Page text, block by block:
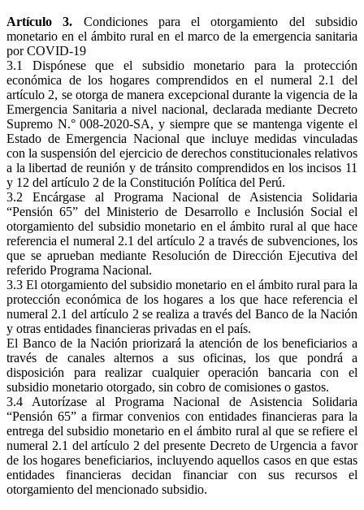
Artículo 3. Condiciones para el otorgamiento del subsidio
monetario en el ámbito rural en el marco de la emergencia sanitaria
por COVID-19
3.1 Dispónese que el subsidio monetario para la protección
económica de los hogares comprendidos en el numeral 2.1 del
artículo 2, se otorga de manera excepcional durante la vigencia de la
Emergencia Sanitaria a nivel nacional, declarada mediante Decreto
Supremo N.° 008-2020-SA, y siempre que se mantenga vigente el
Estado de Emergencia Nacional que incluye medidas vinculadas
con la suspensión del ejercicio de derechos constitucionales relativos
a la libertad de reunión y de tránsito comprendidos en los incisos 11
y 12 del artículo 2 de la Constitución Política del Perú.
3.2 Encárgase al Programa Nacional de Asistencia Solidaria
“Pensión 65” del Ministerio de Desarrollo e Inclusión Social el
otorgamiento del subsidio monetario en el ámbito rural al que hace
referencia el numeral 2.1 del artículo 2 a través de subvenciones, los
que se aprueban mediante Resolución de Dirección Ejecutiva del
referido Programa Nacional.
3.3 El otorgamiento del subsidio monetario en el ámbito rural para la
protección económica de los hogares a los que hace referencia el
numeral 2.1 del artículo 2 se realiza a través del Banco de la Nación
y otras entidades financieras privadas en el país.
El Banco de la Nación priorizará la atención de los beneficiarios a
través de canales alternos a sus oficinas, los que pondrá a
disposición para realizar cualquier operación bancaria con el
subsidio monetario otorgado, sin cobro de comisiones o gastos.
3.4 Autorízase al Programa Nacional de Asistencia Solidaria
“Pensión 65” a firmar convenios con entidades financieras para la
entrega del subsidio monetario en el ámbito rural al que se refiere el
numeral 2.1 del artículo 2 del presente Decreto de Urgencia a favor
de los hogares beneficiarios, incluyendo aquellos casos en que estas
entidades financieras decidan financiar con sus recursos el
otorgamiento del mencionado subsidio.